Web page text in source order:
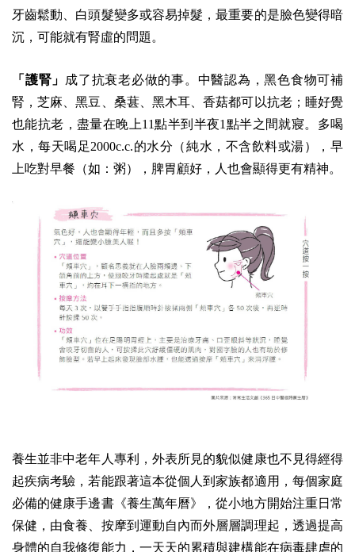
牙齒鬆動、白頭髮變多或容易掉髮，最重要的是臉色變得暗
沉，可能就有腎虛的問題。
「護腎」
成了抗衰老必做的事。中醫認為，黑色食物可補
腎，芝麻、黑豆、桑葚、黑木耳、香菇都可以抗老；睡好覺
也能抗老，盡量在晚上11點半到半夜1點半之間就寢。多喝
水，每天喝足2000c.c.的水分（純水，不含飲料或湯），早
上吃對早餐（如：粥），脾胃顧好，人也會顯得更有精神。
養生並非中老年人專利，外表所見的貌似健康也不見得經得
起疾病考驗，若能跟著這本從個人到家族都適用，每個家庭
必備的健康手邊書《養生萬年曆》，從小地方開始注重日常
保健，由食養、按摩到運動自內而外層層調理起，透過提高
身體的自我修復能力，一天天的累積與建構能在病毒肆虐的